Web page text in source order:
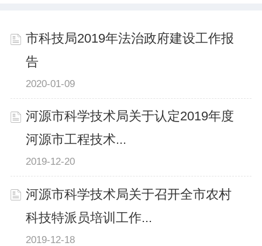
市科技局2019年法治政府建设工作报
告
2020-01-09
河源市科学技术局关于认定2019年度
河源市工程技术...
2019-12-20
河源市科学技术局关于召开全市农村
科技特派员培训工作...
2019-12-18